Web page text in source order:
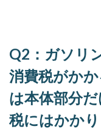
Q2：ガソリ
消費税がか
は本体部分
税にはかか